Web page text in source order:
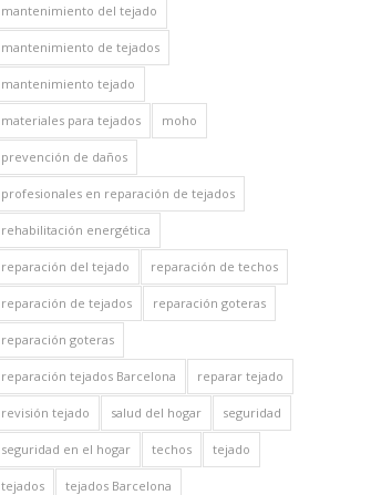
mantenimiento del tejado
mantenimiento de tejados
mantenimiento tejado
materiales para tejados moho
prevención de daños
profesionales en reparación de tejados
rehabilitación energética
reparación del tejado reparación de techos
reparación de tejados reparación goteras
reparación goteras
reparación tejados Barcelona reparar tejado
revisión tejado salud del hogar seguridad
seguridad en el hogar techos tejado
tejados tejados Barcelona